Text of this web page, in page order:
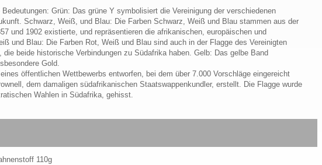
Grün: Das grüne Y symbolisiert die Vereinigung der verschiedenen
Schwarz, Weiß, und Blau: Die Farben Schwarz, Weiß und Blau stammen aus der
und 1902 existierte, und repräsentieren die afrikanischen, europäischen und
und Blau: Die Farben Rot, Weiß und Blau sind auch in der Flagge des Vereinigten
beide historische Verbindungen zu Südafrika haben. Gelb: Das gelbe Band
Gold.
öffentlichen Wettbewerbs entworfen, bei dem über 7.000 Vorschläge eingereicht
dem damaligen südafrikanischen Staatswappenkundler, erstellt. Die Flagge wurde
Wahlen in Südafrika, gehisst.
110g